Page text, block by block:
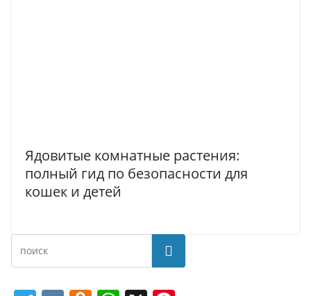
Ядовитые комнатные растения:
полный гид по безопасности для
кошек и детей
Поиск